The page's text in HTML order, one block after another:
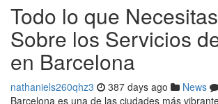
Todo lo que
Sobre los Servicios
en Barcelona
nathaniels260qhz3 387 days ago News
Barcelona es una de las ciudades más